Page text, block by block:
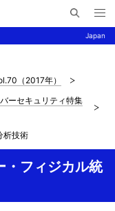
Japan
イ
メ
ニ
ュ
（2017年）
ーセキュリティ特集
析技術
・フィジカル統